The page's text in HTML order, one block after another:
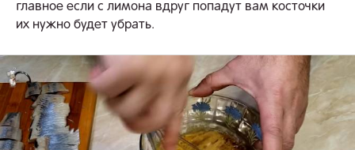
главное если с лимона вдруг попадут вам косточки
их нужно будет убрать.